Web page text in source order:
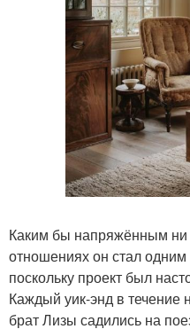
Каким бы напряжённым ни
отношениях он стал
поскольку проект был
Каждый уик-энд в течение
брат Лизы садились на